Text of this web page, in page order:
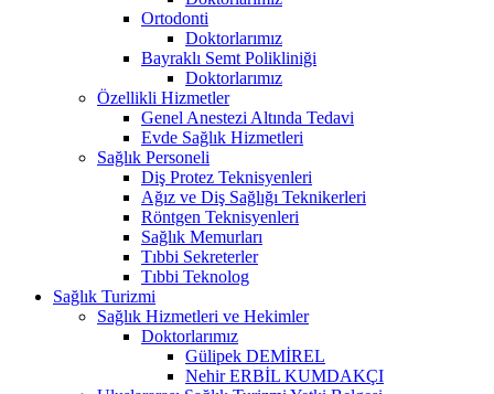
Ortodonti
Doktorlarımız
Bayraklı Semt Polikliniği
Doktorlarımız
Özellikli Hizmetler
Genel Anestezi Altında Tedavi
Evde Sağlık Hizmetleri
Sağlık Personeli
Diş Protez Teknisyenleri
Ağız ve Diş Sağlığı Teknikerleri
Röntgen Teknisyenleri
Sağlık Memurları
Tıbbi Sekreterler
Tıbbi Teknolog
Sağlık Turizmi
Sağlık Hizmetleri ve Hekimler
Doktorlarımız
Gülipek DEMİREL
Nehir ERBİL KUMDAKÇI